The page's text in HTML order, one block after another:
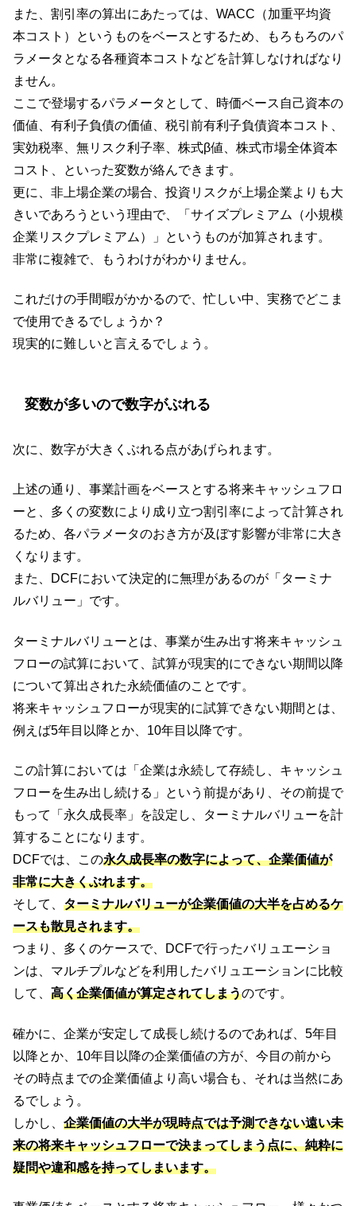
また、割引率の算出にあたっては、WACC（加重平均資
本コスト）というものをベースとするため、もろもろのパ
ラメータとなる各種資本コストなどを計算しなければなり
ません。
ここで登場するパラメータとして、時価ベース自己資本の
価値、有利子負債の価値、税引前有利子負債資本コスト、
実効税率、無リスク利子率、株式β値、株式市場全体資本
コスト、といった変数が絡んできます。
更に、非上場企業の場合、投資リスクが上場企業よりも大
きいであろうという理由で、「サイズプレミアム（小規模
企業リスクプレミアム）」というものが加算されます。
非常に複雑で、もうわけがわかりません。
これだけの手間暇がかかるので、忙しい中、実務でどこま
で使用できるでしょうか？
現実的に難しいと言えるでしょう。
変数が多いので数字がぶれる
次に、数字が大きくぶれる点があげられます。
上述の通り、事業計画をベースとする将来キャッシュフロ
ーと、多くの変数により成り立つ割引率によって計算され
るため、各パラメータのおき方が及ぼす影響が非常に大き
くなります。
また、DCFにおいて決定的に無理があるのが「ターミナ
ルバリュー」です。
ターミナルバリューとは、事業が生み出す将来キャッシュ
フローの試算において、試算が現実的にできない期間以降
について算出された永続価値のことです。
将来キャッシュフローが現実的に試算できない期間とは、
例えば5年目以降とか、10年目以降です。
この計算においては「企業は永続して存続し、キャッシュ
フローを生み出し続ける」という前提があり、その前提で
もって「永久成長率」を設定し、ターミナルバリューを計
算することになります。
DCFでは、この永久成長率の数字によって、企業価値が
非常に大きくぶれます。
そして、 ターミナルバリューが企業価値の大半を占めるケ
ースも散見されます。
つまり、多くのケースで、DCFで行ったバリュエーショ
ンは、マルチプルなどを利用したバリュエーションに比較
して、 高く企業価値が算定されてしまうのです。
確かに、企業が安定して成長し続けるのであれば、5年目
以降とか、10年目以降の企業価値の方が、今目の前から
その時点までの企業価値より高い場合も、それは当然にあ
るでしょう。
しかし、 企業価値の大半が現時点では予測できない遠い未
来の将来キャッシュフローで決まってしまう点に、純粋に
疑問や違和感を持ってしまいます。